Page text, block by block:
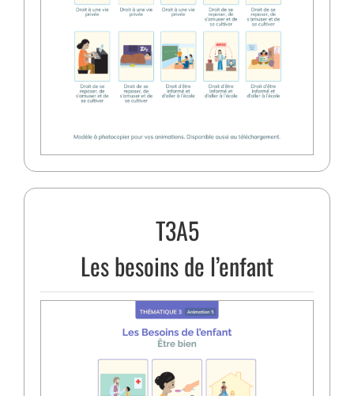
T3A5
Les besoins de l’enfant